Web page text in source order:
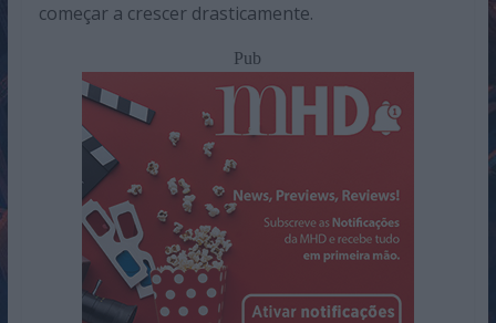
começar a crescer drasticamente.
Pub